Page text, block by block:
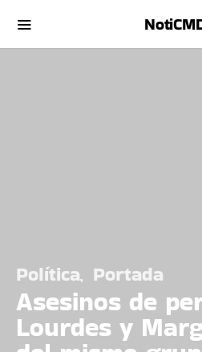
Política Portada
Asesinos de
Lourdes y